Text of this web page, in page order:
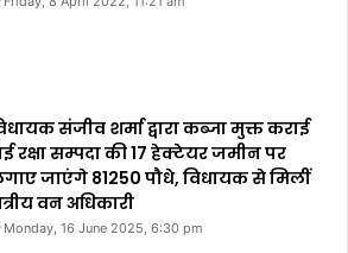
संजीव शर्मा द्वारा कब्जा मुक्त कराई
रक्षा सम्पदा की 17 हेक्टेयर जमीन पर
जाएंगे 81250 पौधे, विधायक से मिलीं
वन अधिकारी
Monday, 16 June 2025, 6:30 pm